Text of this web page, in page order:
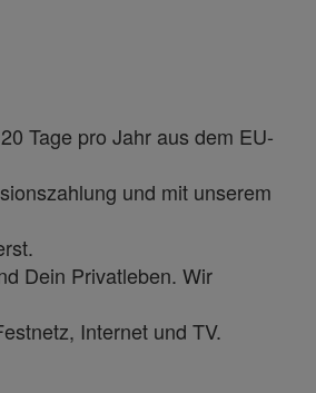
Tage pro Jahr aus dem EU-
und mit unserem
Dein Privatleben. Wir
Internet und TV.